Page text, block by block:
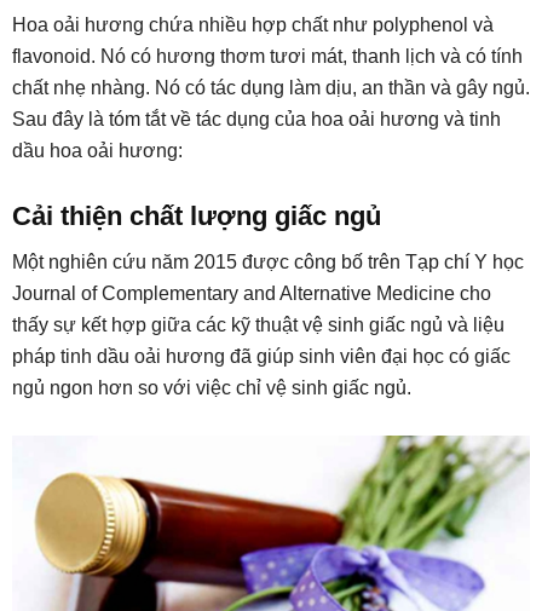
Hoa oải hương chứa nhiều hợp chất như polyphenol và
flavonoid. Nó có hương thơm tươi mát, thanh lịch và có tính
chất nhẹ nhàng. Nó có tác dụng làm dịu, an thần và gây ngủ.
Sau đây là tóm tắt về tác dụng của hoa oải hương và tinh
dầu hoa oải hương:
Cải thiện chất lượng giấc ngủ
Một nghiên cứu năm 2015 được công bố trên Tạp chí Y học
Journal of Complementary and Alternative Medicine cho
thấy sự kết hợp giữa các kỹ thuật vệ sinh giấc ngủ và liệu
pháp tinh dầu oải hương đã giúp sinh viên đại học có giấc
ngủ ngon hơn so với việc chỉ vệ sinh giấc ngủ.